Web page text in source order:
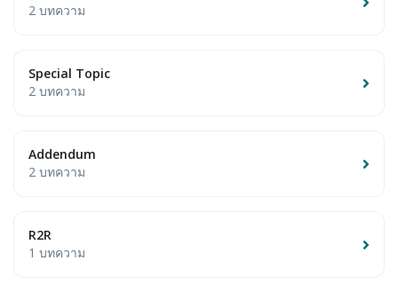
2 บทความ
Special Topic
2 บทความ
Addendum
2 บทความ
R2R
1 บทความ